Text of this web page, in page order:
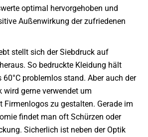
optimal hervorgehoben und
Außenwirkung der zufriedenen
stellt sich der Siebdruck auf
So bedruckte Kleidung hält
problemlos stand. Aber auch der
wird gerne verwendet um
Firmenlogos zu gestalten. Gerade im
findet man oft Schürzen oder
Sicherlich ist neben der Optik